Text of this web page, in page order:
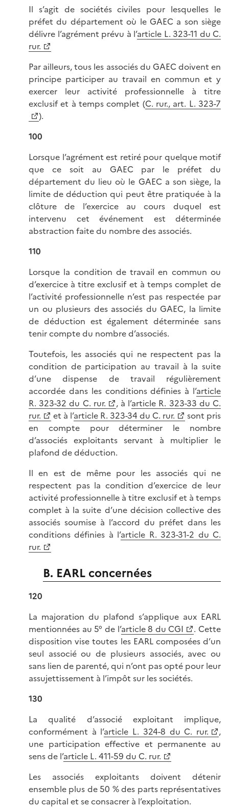
Il s’agit de sociétés civiles pour lesquelles le
préfet du département où le GAEC a son siège
délivre l’agrément prévu à l’article L. 323-11 du C.
rur.
Par ailleurs, tous les associés du GAEC doivent en
principe participer au travail en commun et y
exercer leur activité professionnelle à titre
exclusif et à temps complet (C. rur., art. L. 323-7
).
100
Lorsque l’agrément est retiré pour quelque motif
que ce soit au GAEC par le préfet du
département du lieu où le GAEC a son siège, la
limite de déduction qui peut être pratiquée à la
clôture de l’exercice au cours duquel est
intervenu cet événement est déterminée
abstraction faite du nombre des associés.
110
Lorsque la condition de travail en commun ou
d’exercice à titre exclusif et à temps complet de
l’activité professionnelle n’est pas respectée par
un ou plusieurs des associés du GAEC, la limite
de déduction est également déterminée sans
tenir compte du nombre d’associés.
Toutefois, les associés qui ne respectent pas la
condition de participation au travail à la suite
d’une dispense de travail régulièrement
accordée dans les conditions définies à l’article
R. 323-32 du C. rur.
, à l’article R. 323-33 du C.
rur.
et à l’article R. 323-34 du C. rur.
sont pris
en compte pour déterminer le nombre
d’associés exploitants servant à multiplier le
plafond de déduction.
Il en est de même pour les associés qui ne
respectent pas la condition d’exercice de leur
activité professionnelle à titre exclusif et à temps
complet à la suite d’une décision collective des
associés soumise à l’accord du préfet dans les
conditions définies à l’article R. 323-31-2 du C.
rur.
B. EARL concernées
120
La majoration du plafond s’applique aux EARL
mentionnées au 5° de l’article 8 du CGI
. Cette
disposition vise toutes les EARL composées d’un
seul associé ou de plusieurs associés, avec ou
sans lien de parenté, qui n’ont pas opté pour leur
assujettissement à l’impôt sur les sociétés.
130
La qualité d’associé exploitant implique,
conformément à l’article L. 324-8 du C. rur.
,
une participation effective et permanente au
sens de l’article L. 411-59 du C. rur.
Les associés exploitants doivent détenir
ensemble plus de 50 % des parts représentatives
du capital et se consacrer à l’exploitation.